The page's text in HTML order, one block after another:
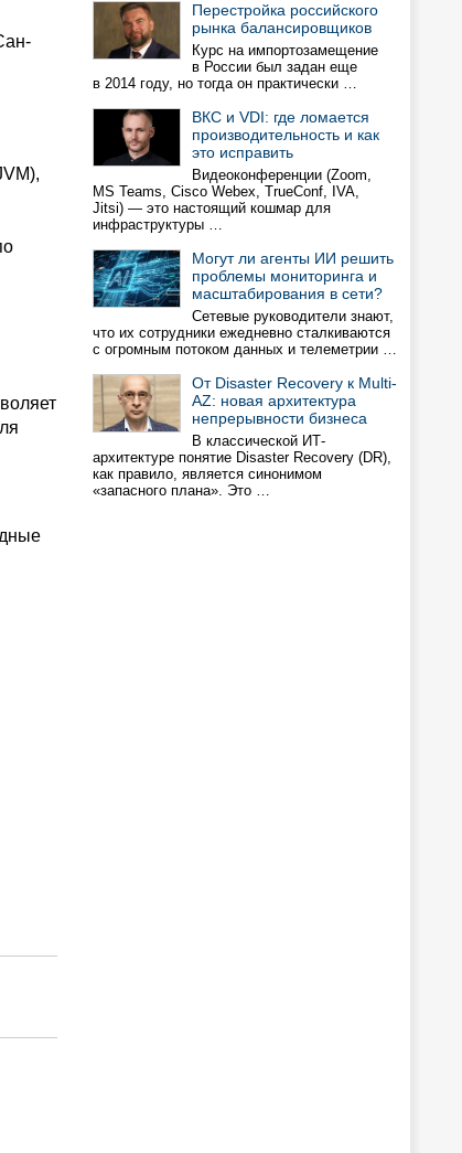
Перестройка российского
рынка балансировщиков
Курс на импортозамещение
в России был задан еще
в 2014 году, но тогда он практически …
ВКС и VDI: где ломается
производительность и как
это исправить
Видеоконференции (Zoom,
MS Teams, Cisco Webex, TrueConf, IVA,
Jitsi) — это настоящий кошмар для
инфраструктуры …
Могут ли агенты ИИ решить
проблемы мониторинга и
масштабирования в сети?
Сетевые руководители знают,
что их сотрудники ежедневно сталкиваются
с огромным потоком данных и телеметрии …
От Disaster Recovery к Multi-
AZ: новая архитектура
непрерывности бизнеса
В классической ИТ-
архитектуре понятие Disaster Recovery (DR),
как правило, является синонимом
«запасного плана». Это …